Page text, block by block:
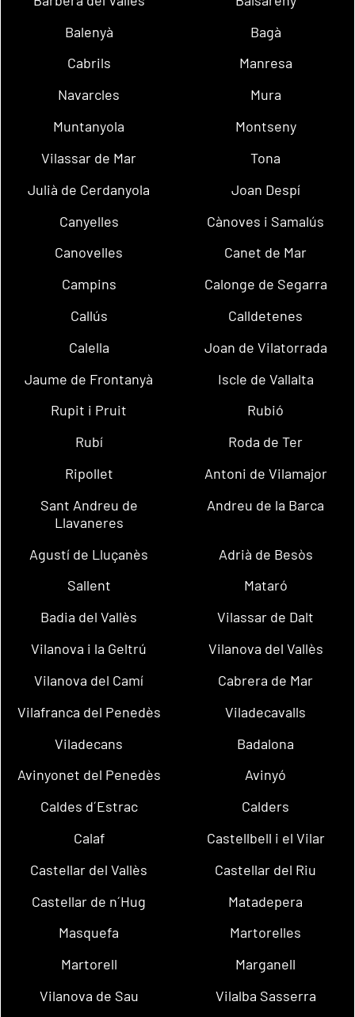
Balenyà
Bagà
Cabrils
Manresa
Navarcles
Mura
Muntanyola
Montseny
Vilassar de Mar
Tona
Julià de Cerdanyola
Joan Despí
Canyelles
Cànoves i Samalús
Canovelles
Canet de Mar
Campins
Calonge de Segarra
Callús
Calldetenes
Calella
Joan de Vilatorrada
Jaume de Frontanyà
Iscle de Vallalta
Rupit i Pruit
Rubió
Rubí
Roda de Ter
Ripollet
Antoni de Vilamajor
Sant Andreu de
Llavaneres
Andreu de la Barca
Agustí de Lluçanès
Adrià de Besòs
Sallent
Mataró
Badia del Vallès
Vilassar de Dalt
Vilanova i la Geltrú
Vilanova del Vallès
Vilanova del Camí
Cabrera de Mar
Vilafranca del Penedès
Viladecavalls
Viladecans
Badalona
Avinyonet del Penedès
Avinyó
Caldes d´Estrac
Calders
Calaf
Castellbell i el Vilar
Castellar del Vallès
Castellar del Riu
Castellar de n´Hug
Matadepera
Masquefa
Martorelles
Martorell
Marganell
Vilanova de Sau
Vilalba Sasserra